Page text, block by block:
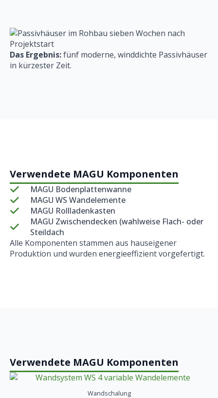
Das Ergebnis:fünf moderne, winddichte Passivhäuser
in kürzester Zeit.
Verwendete MAGU Komponenten
MAGU Bodenplattenwanne
MAGU WS Wandelemente
MAGU Rollladenkasten
MAGU Zwischen­decken (wahlweise Flach- oder
Steildach
Alle Komponenten stammen aus hauseigener
Produktion und wurden energieeffizient vorgefertigt.
Verwendete MAGU Komponenten
Wandschalung